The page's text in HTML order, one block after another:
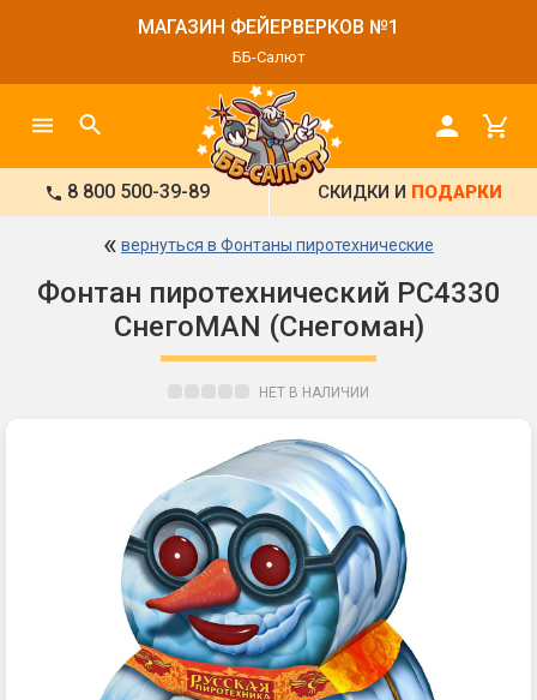
МАГАЗИН ФЕЙЕРВЕРКОВ №1
ББ-Салют
8 800 500-39-89 СКИДКИ И ПОДАРКИ
« вернуться в Фонтаны пиротехнические
Фонтан пиротехнический РС4330
СнегоMAN (Снегоман)
НЕТ В НАЛИЧИИ